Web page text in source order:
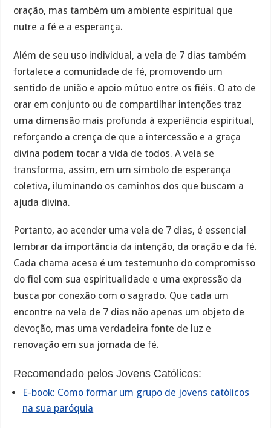
oração, mas também um ambiente espiritual que
nutre a fé e a esperança.
Além de seu uso individual, a vela de 7 dias também
fortalece a comunidade de fé, promovendo um
sentido de união e apoio mútuo entre os fiéis. O ato de
orar em conjunto ou de compartilhar intenções traz
uma dimensão mais profunda à experiência espiritual,
reforçando a crença de que a intercessão e a graça
divina podem tocar a vida de todos. A vela se
transforma, assim, em um símbolo de esperança
coletiva, iluminando os caminhos dos que buscam a
ajuda divina.
Portanto, ao acender uma vela de 7 dias, é essencial
lembrar da importância da intenção, da oração e da fé.
Cada chama acesa é um testemunho do compromisso
do fiel com sua espiritualidade e uma expressão da
busca por conexão com o sagrado. Que cada um
encontre na vela de 7 dias não apenas um objeto de
devoção, mas uma verdadeira fonte de luz e
renovação em sua jornada de fé.
Recomendado pelos Jovens Católicos:
E-book: Como formar um grupo de jovens católicos
na sua paróquia